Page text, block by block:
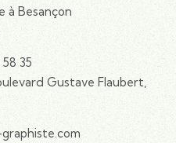
à Besançon
35
Gustave Flaubert,